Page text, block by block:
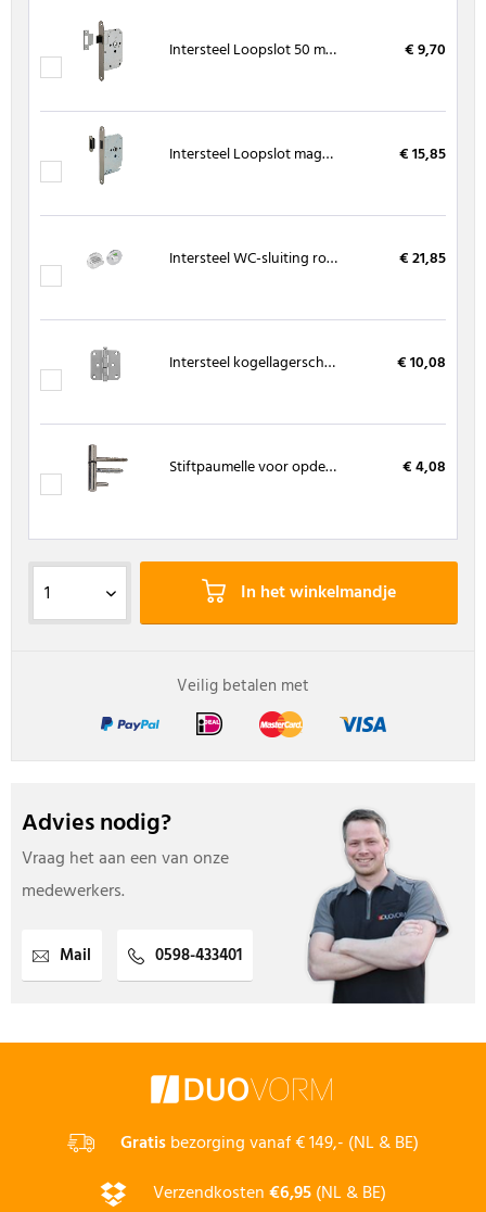
Intersteel Loopslot 50 mm RVS voorplaat, inclusief sluitplaat € 9,70
Intersteel Loopslot magnetisch RVS met sluitkom € 15,85
Intersteel WC-sluiting rond, Roestvast staal 53x8 mm, met indicator € 21,85
Intersteel kogellagerscharnier RVS 76 x 76 mm € 10,08
Stiftpaumelle voor opdekdeuren € 4,08
In het winkelmandje
Veilig betalen met
Advies nodig?
Vraag het aan een van onze
medewerkers.
Mail 0598-433401
Gratisbezorging vanaf € 149,- (NL & BE)
Verzendkosten€6,95(NL & BE)